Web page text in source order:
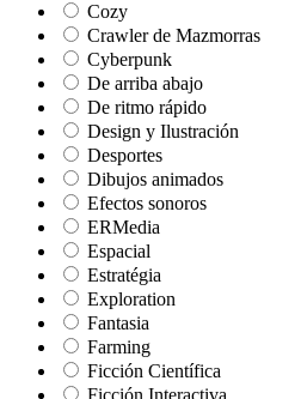
Cozy
Crawler de Mazmorras
Cyberpunk
De arriba abajo
De ritmo rápido
Design y Ilustración
Desportes
Dibujos animados
Efectos sonoros
ERMedia
Espacial
Estratégia
Exploration
Fantasia
Farming
Ficción Científica